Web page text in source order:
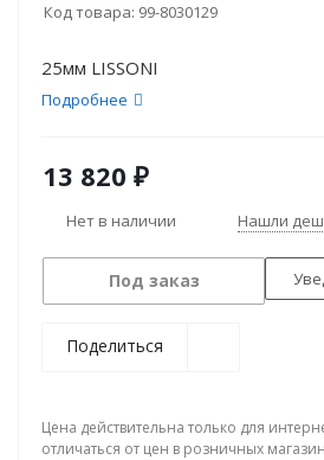
Код товара: 99-8030129
25мм LISSONI
Подробнее
13 820 ₽
Нет в наличии Нашли
Под заказ
Поделиться
Цена действительна только для
отличаться от цен в розничных